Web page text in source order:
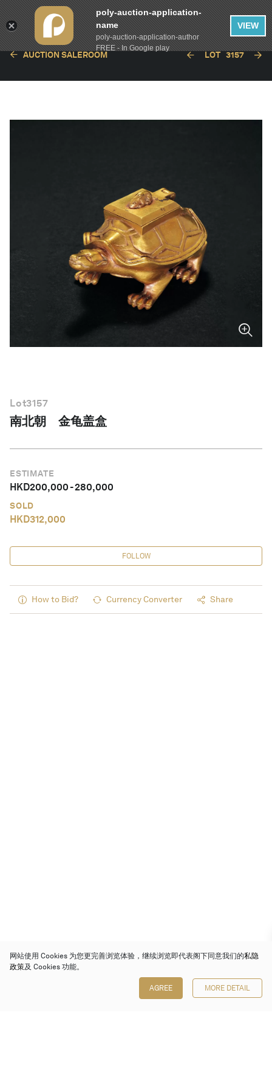
AUCTION SALEROOM LOT 3157
Lot3157
南北朝 金龟盖盒
ESTIMATE
HKD200,000-280,000
SOLD
HKD312,000
FOLLOW
How to Bid? Currency Converter Share
网站使用 Cookies 为您更完善浏览体验，继续浏览即代表阁下同意我们的私隐
政策及 Cookies 功能。
AGREE MORE DETAIL
poly-auction-application-
name
poly-auction-application-author
FREE - In Google play
VIEW